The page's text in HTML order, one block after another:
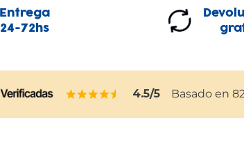
Entrega
24-72hs
4.5/5 Basado en